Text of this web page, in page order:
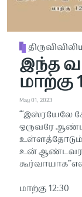
இந்த
மாற்கு
May 01, 2023
“‘இஸ்ரயேலே
ஒருவரே
உள்ளத்தோடும்
உன்
மாற்கு 12:30